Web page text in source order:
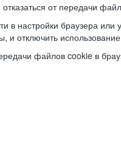
от передачи
в настройки браузера или
и отключить
файлов cookie в